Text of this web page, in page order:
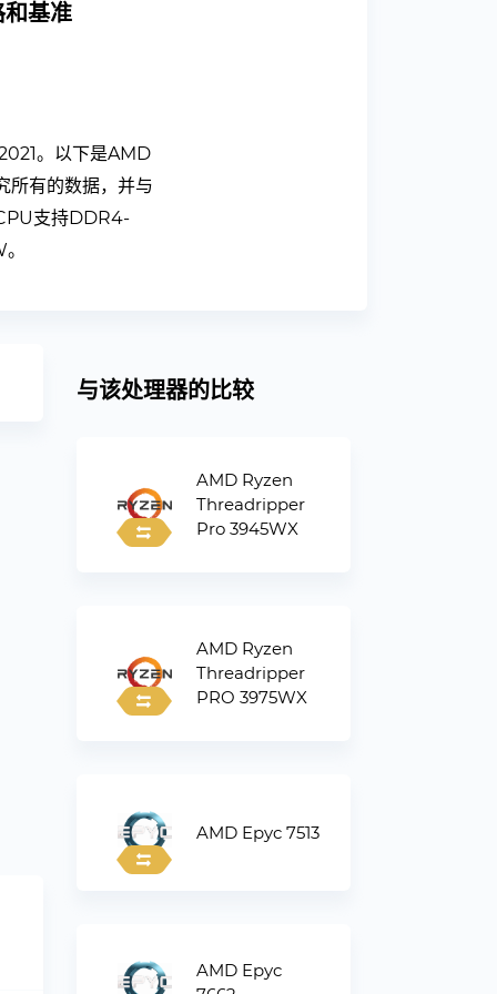
基准
。以下是AMD
有的数据，并与
支持DDR4-
与该处理器的比较
AMD Ryzen
Threadripper
Pro 3945WX
AMD Ryzen
Threadripper
PRO 3975WX
AMD Epyc 7513
AMD Epyc